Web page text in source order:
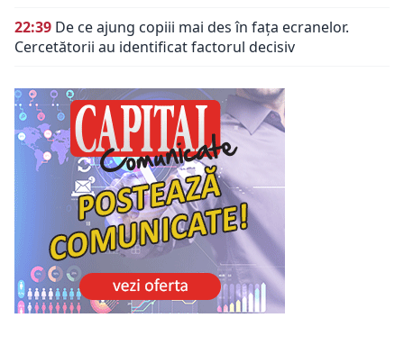
22:39 De ce ajung copiii mai des în fața ecranelor.
Cercetătorii au identificat factorul decisiv